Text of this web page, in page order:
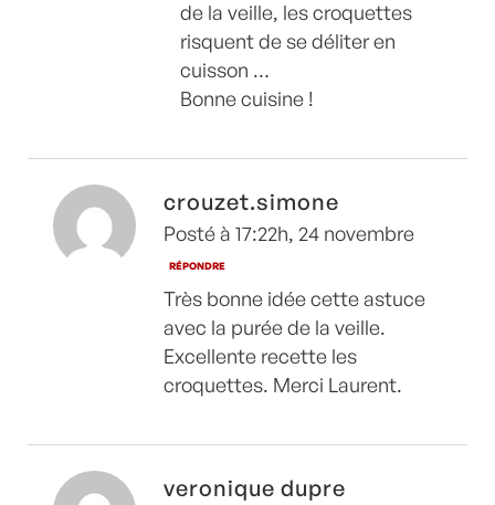
de la veille, les croquettes
risquent de se déliter en
cuisson …
Bonne cuisine !
crouzet.simone
Posté à 17:22h, 24 novembre
RÉPONDRE
Très bonne idée cette astuce
avec la purée de la veille.
Excellente recette les
croquettes. Merci Laurent.
veronique dupre